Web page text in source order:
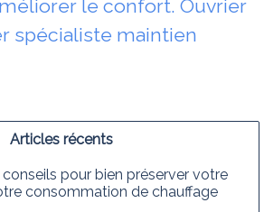
le confort. Ouvrier
spécialiste maintien
Articles récents
pour bien préserver votre
consommation de chauffage